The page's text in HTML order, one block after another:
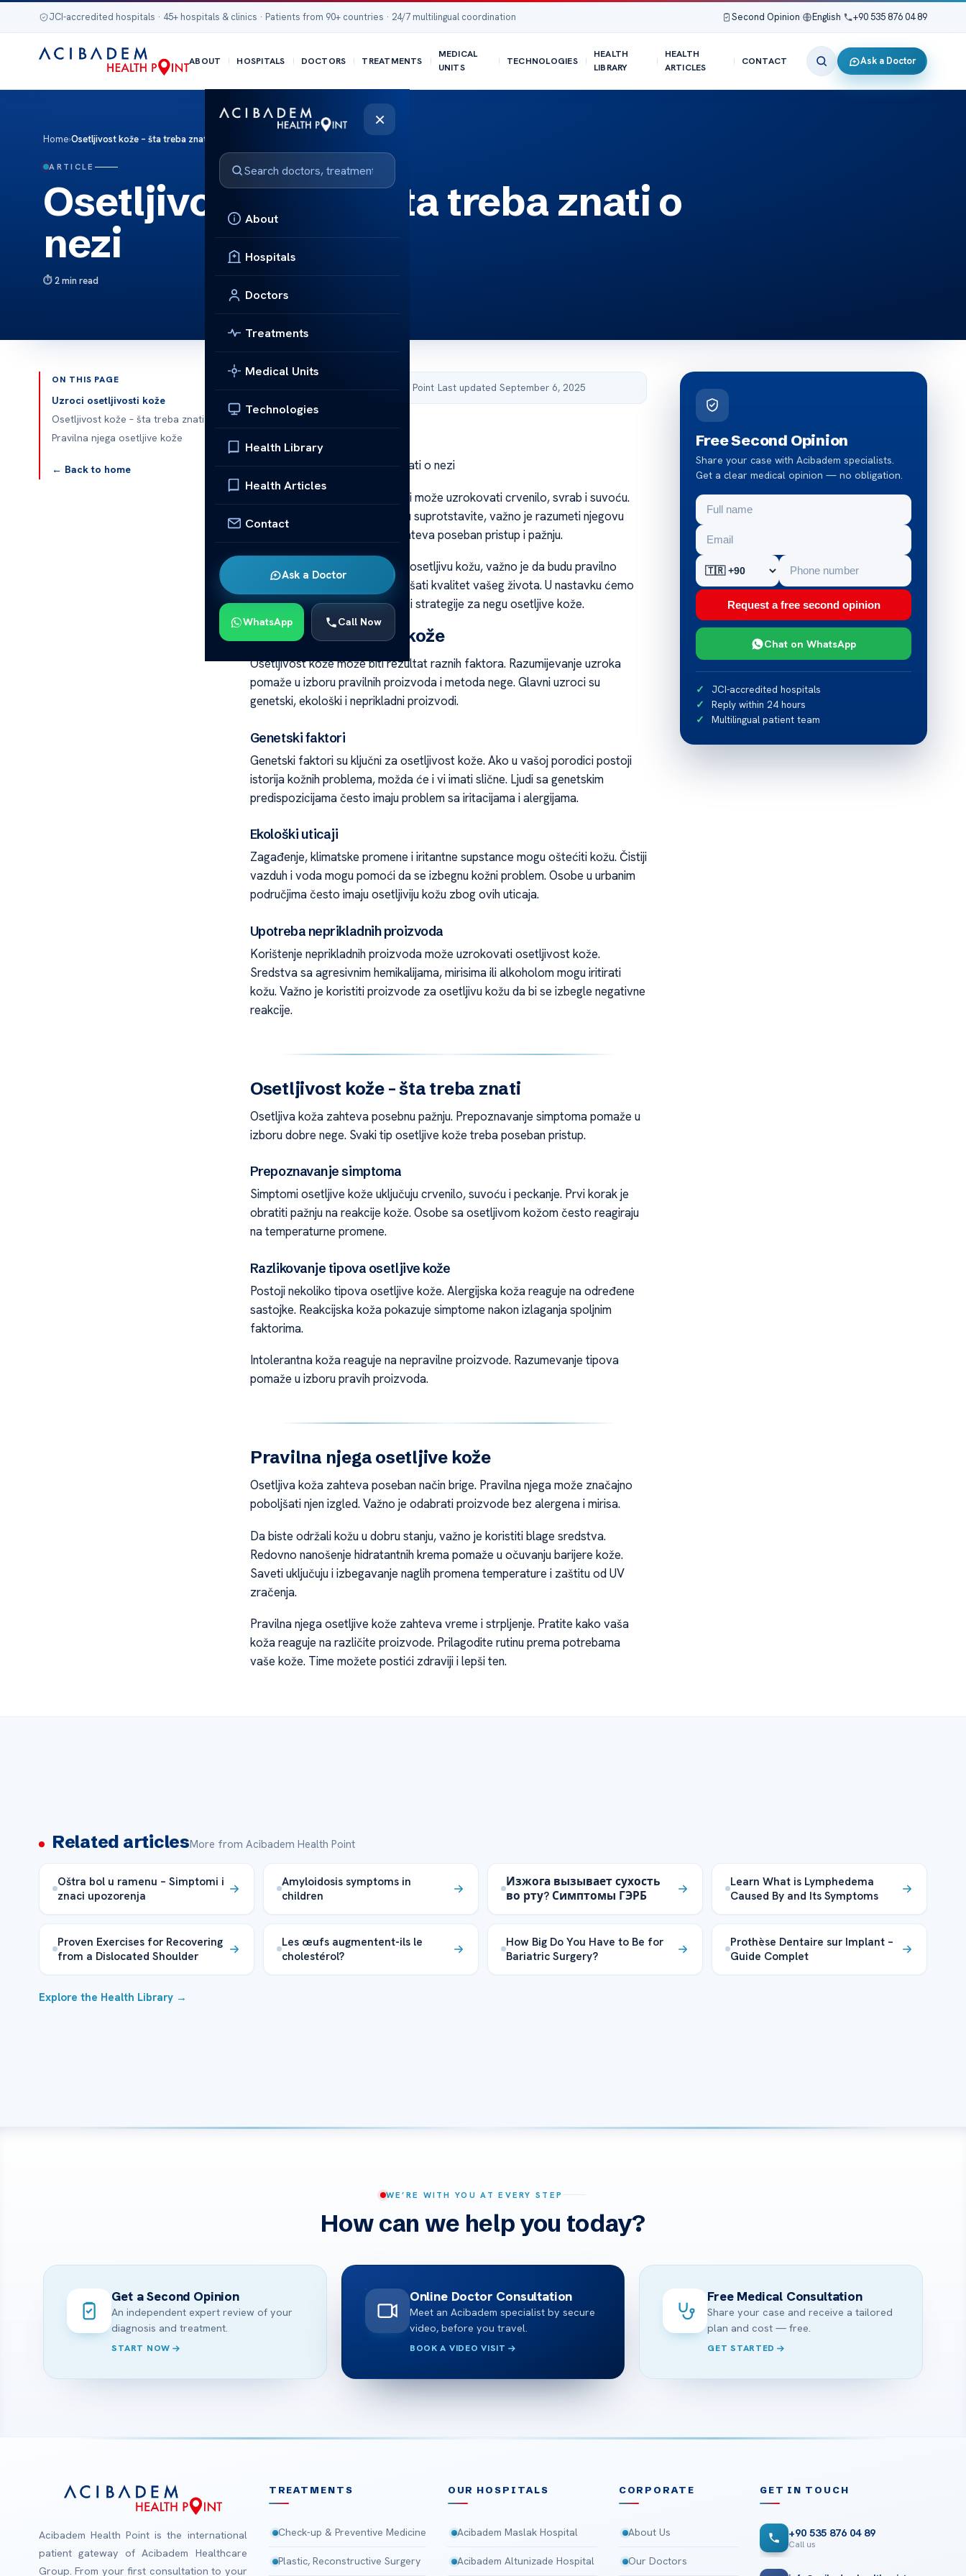
JCI-accredited hospitals · 45+ hospitals & clinics · Patients from 90+ countries · 24/7 multilingual coordination Second Opinion English +90 535 876 04 89
ABOUT HOSPITALS DOCTORS TREATMENTS
MEDICAL
UNITS
TECHNOLOGIES
HEALTH
LIBRARY
HEALTH
ARTICLES
CONTACT Ask a Doctor
×
About
Hospitals
Doctors
Treatments
Medical Units
Technologies
Health Library
Health Articles
Contact
Ask a Doctor
WhatsApp Call Now
Home›Osetljivost kože – šta treba znati o nezi
ARTICLE
Osetljivost kože – šta treba znati o
nezi
2 min read
ON THIS PAGE
Uzroci osetljivosti kože
Osetljivost kože – šta treba znati
Pravilna njega osetljive kože
← Back to home
Published by Acibadem Health Point·Last updated September 6, 2025
Osetljivost kože – šta treba znati o nezi
Osetljivost kože je problem koji može uzrokovati crvenilo, svrab i suvoću.
Da biste znali kako da se njemu suprotstavite, važno je razumeti njegovu
prirodu. Pravilna nega kože zahteva poseban pristup i pažnju.
Kada odaberete proizvode za osetljivu kožu, važno je da budu pravilno
izabrani. To će značajno poboljšati kvalitet vašeg života. U nastavku ćemo
vam predstaviti ključne savete i strategije za negu osetljive kože.
Uzroci osetljivosti kože
Osetljivost kože može biti rezultat raznih faktora. Razumijevanje uzroka
pomaže u izboru pravilnih proizvoda i metoda nege. Glavni uzroci su
genetski, ekološki i neprikladni proizvodi.
Genetski faktori
Genetski faktori su ključni za osetljivost kože. Ako u vašoj porodici postoji
istorija kožnih problema, možda će i vi imati slične. Ljudi sa genetskim
predispozicijama često imaju problem sa iritacijama i alergijama.
Ekološki uticaji
Zagađenje, klimatske promene i iritantne supstance mogu oštećiti kožu. Čistiji
vazduh i voda mogu pomoći da se izbegnu kožni problem. Osobe u urbanim
područjima često imaju osetljiviju kožu zbog ovih uticaja.
Upotreba neprikladnih proizvoda
Korištenje neprikladnih proizvoda može uzrokovati osetljivost kože.
Sredstva sa agresivnim hemikalijama, mirisima ili alkoholom mogu iritirati
kožu. Važno je koristiti proizvode za osetljivu kožu da bi se izbegle negativne
reakcije.
Osetljivost kože – šta treba znati
Osetljiva koža zahteva posebnu pažnju. Prepoznavanje simptoma pomaže u
izboru dobre nege. Svaki tip osetljive kože treba poseban pristup.
Prepoznavanje simptoma
Simptomi osetljive kože uključuju crvenilo, suvoću i peckanje. Prvi korak je
obratiti pažnju na reakcije kože. Osobe sa osetljivom kožom često reagiraju
na temperaturne promene.
Razlikovanje tipova osetljive kože
Postoji nekoliko tipova osetljive kože. Alergijska koža reaguje na određene
sastojke. Reakcijska koža pokazuje simptome nakon izlaganja spoljnim
faktorima.
Intolerantna koža reaguje na nepravilne proizvode. Razumevanje tipova
pomaže u izboru pravih proizvoda.
Pravilna njega osetljive kože
Osetljiva koža zahteva poseban način brige. Pravilna njega može značajno
poboljšati njen izgled. Važno je odabrati proizvode bez alergena i mirisa.
Da biste održali kožu u dobru stanju, važno je koristiti blage sredstva.
Redovno nanošenje hidratantnih krema pomaže u očuvanju barijere kože.
Saveti uključuju i izbegavanje naglih promena temperature i zaštitu od UV
zračenja.
Pravilna njega osetljive kože zahteva vreme i strpljenje. Pratite kako vaša
koža reaguje na različite proizvode. Prilagodite rutinu prema potrebama
vaše kože. Time možete postići zdraviji i lepši ten.
Free Second Opinion
Share your case with Acibadem specialists.
Get a clear medical opinion — no obligation.
Request a free second opinion
Chat on WhatsApp
JCI-accredited hospitals
Reply within 24 hours
Multilingual patient team
Related articlesMore from Acibadem Health Point
Oštra bol u ramenu – Simptomi i
znaci upozorenja
Amyloidosis symptoms in
children
Изжога вызывает сухость
во рту? Симптомы ГЭРБ
Learn What is Lymphedema
Caused By and Its Symptoms
Proven Exercises for Recovering
from a Dislocated Shoulder
Les œufs augmentent-ils le
cholestérol?
How Big Do You Have to Be for
Bariatric Surgery?
Prothèse Dentaire sur Implant –
Guide Complet
Explore the Health Library →
WE’RE WITH YOU AT EVERY STEP
How can we help you today?
Get a Second Opinion
An independent expert review of your
diagnosis and treatment.
START NOW
Online Doctor Consultation
Meet an Acibadem specialist by secure
video, before you travel.
BOOK A VIDEO VISIT
Free Medical Consultation
Share your case and receive a tailored
plan and cost — free.
GET STARTED
Acibadem Health Point is the international
patient gateway of Acibadem Healthcare
Group. From your first consultation to your
TREATMENTS
Check-up & Preventive Medicine
Plastic, Reconstructive Surgery
OUR HOSPITALS
Acibadem Maslak Hospital
Acibadem Altunizade Hospital
CORPORATE
About Us
Our Doctors
GET IN TOUCH
+90 535 876 04 89
Call us